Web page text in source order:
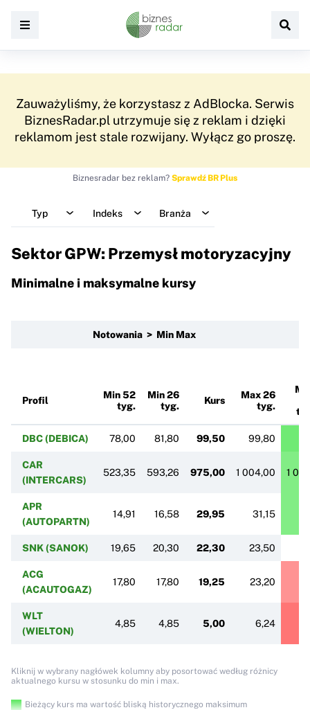
Biznesradar bez reklam? Sprawdź BR Plus
Typ Indeks Branża
Sektor GPW: Przemysł motoryzacyjny
Minimalne i maksymalne kursy
Notowania > Min Max
Profil
Min 52
tyg.
Min 26
tyg.
Kurs
Max 26
tyg.
DBC (DEBICA) 78,00 81,80 99,50 99,80
CAR
(INTERCARS)
523,35 593,26 975,00 1 004,00 1
APR
(AUTOPARTN)
14,91 16,58 29,95 31,15
SNK (SANOK) 19,65 20,30 22,30 23,50
ACG
(ACAUTOGAZ)
17,80 17,80 19,25 23,20
WLT
(WIELTON)
4,85 4,85 5,00 6,24
Kliknij w wybrany nagłówek kolumny aby posortować według różnicy
aktualnego kursu w stosunku do min i max.
Bieżący kurs ma wartość bliską historycznego maksimum